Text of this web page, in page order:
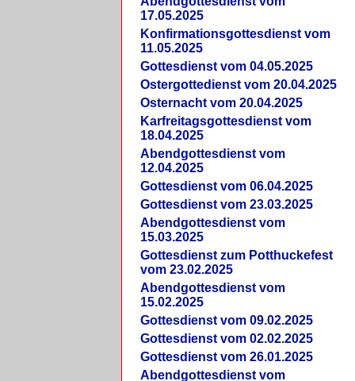
17.05.2025
Konfirmationsgottesdienst vom
11.05.2025
Gottesdienst vom 04.05.2025
Ostergottedienst vom 20.04.2025
Osternacht vom 20.04.2025
Karfreitagsgottesdienst vom
18.04.2025
Abendgottesdienst vom
12.04.2025
Gottesdienst vom 06.04.2025
Gottesdienst vom 23.03.2025
Abendgottesdienst vom
15.03.2025
Gottesdienst zum Potthuckefest
vom 23.02.2025
Abendgottesdienst vom
15.02.2025
Gottesdienst vom 09.02.2025
Gottesdienst vom 02.02.2025
Gottesdienst vom 26.01.2025
Abendgottesdienst vom